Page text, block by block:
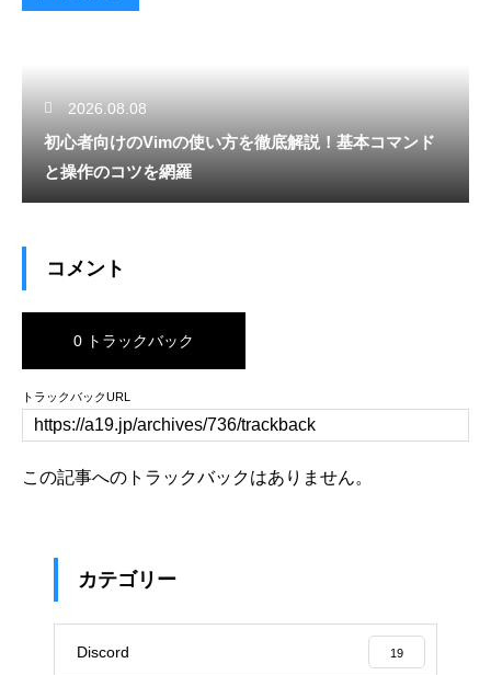
2026.08.08
初心者向けのVimの使い方を徹底解説！基本コマンド
と操作のコツを網羅
コメント
0 トラックバック
トラックバックURL
この記事へのトラックバックはありません。
カテゴリー
Discord 19